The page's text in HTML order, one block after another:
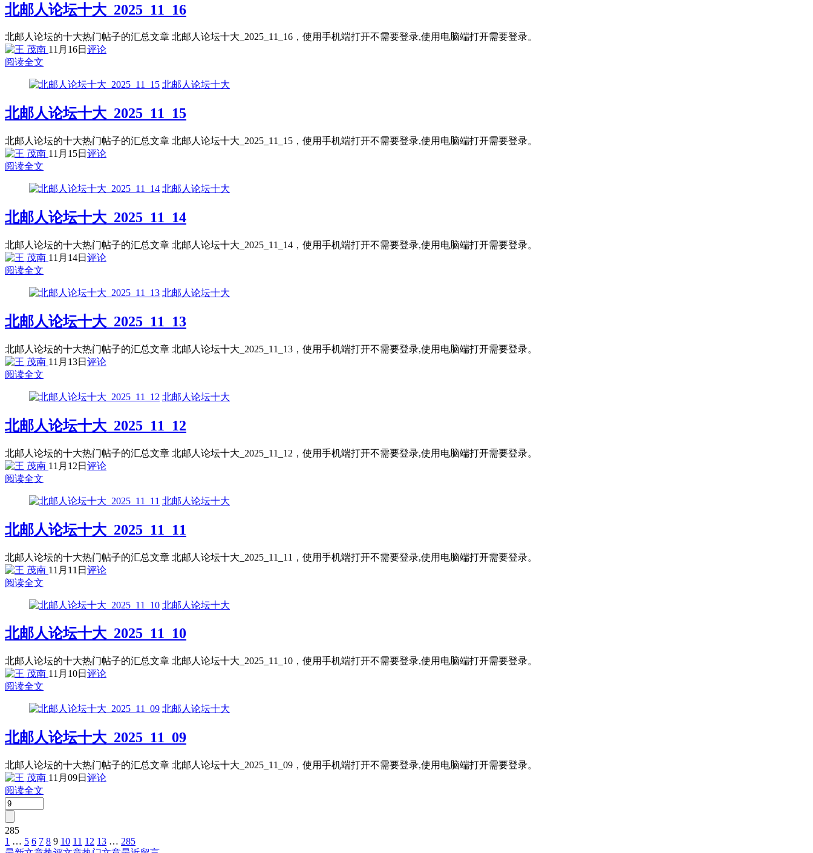
北邮人论坛十大_2025_11_16
北邮人论坛的十大热门帖子的汇总文章 北邮人论坛十大_2025_11_16，使用手机端打开不需要登录,使用电脑端打开需要登录。
11月16日 评论
阅读全文
北邮人论坛十大
北邮人论坛十大_2025_11_15
北邮人论坛的十大热门帖子的汇总文章 北邮人论坛十大_2025_11_15，使用手机端打开不需要登录,使用电脑端打开需要登录。
11月15日 评论
阅读全文
北邮人论坛十大
北邮人论坛十大_2025_11_14
北邮人论坛的十大热门帖子的汇总文章 北邮人论坛十大_2025_11_14，使用手机端打开不需要登录,使用电脑端打开需要登录。
11月14日 评论
阅读全文
北邮人论坛十大
北邮人论坛十大_2025_11_13
北邮人论坛的十大热门帖子的汇总文章 北邮人论坛十大_2025_11_13，使用手机端打开不需要登录,使用电脑端打开需要登录。
11月13日 评论
阅读全文
北邮人论坛十大
北邮人论坛十大_2025_11_12
北邮人论坛的十大热门帖子的汇总文章 北邮人论坛十大_2025_11_12，使用手机端打开不需要登录,使用电脑端打开需要登录。
11月12日 评论
阅读全文
北邮人论坛十大
北邮人论坛十大_2025_11_11
北邮人论坛的十大热门帖子的汇总文章 北邮人论坛十大_2025_11_11，使用手机端打开不需要登录,使用电脑端打开需要登录。
11月11日 评论
阅读全文
北邮人论坛十大
北邮人论坛十大_2025_11_10
北邮人论坛的十大热门帖子的汇总文章 北邮人论坛十大_2025_11_10，使用手机端打开不需要登录,使用电脑端打开需要登录。
11月10日 评论
阅读全文
北邮人论坛十大
北邮人论坛十大_2025_11_09
北邮人论坛的十大热门帖子的汇总文章 北邮人论坛十大_2025_11_09，使用手机端打开不需要登录,使用电脑端打开需要登录。
11月09日 评论
阅读全文
285
文
1 … 5 6 7 8 9 10 11 12 13 … 285